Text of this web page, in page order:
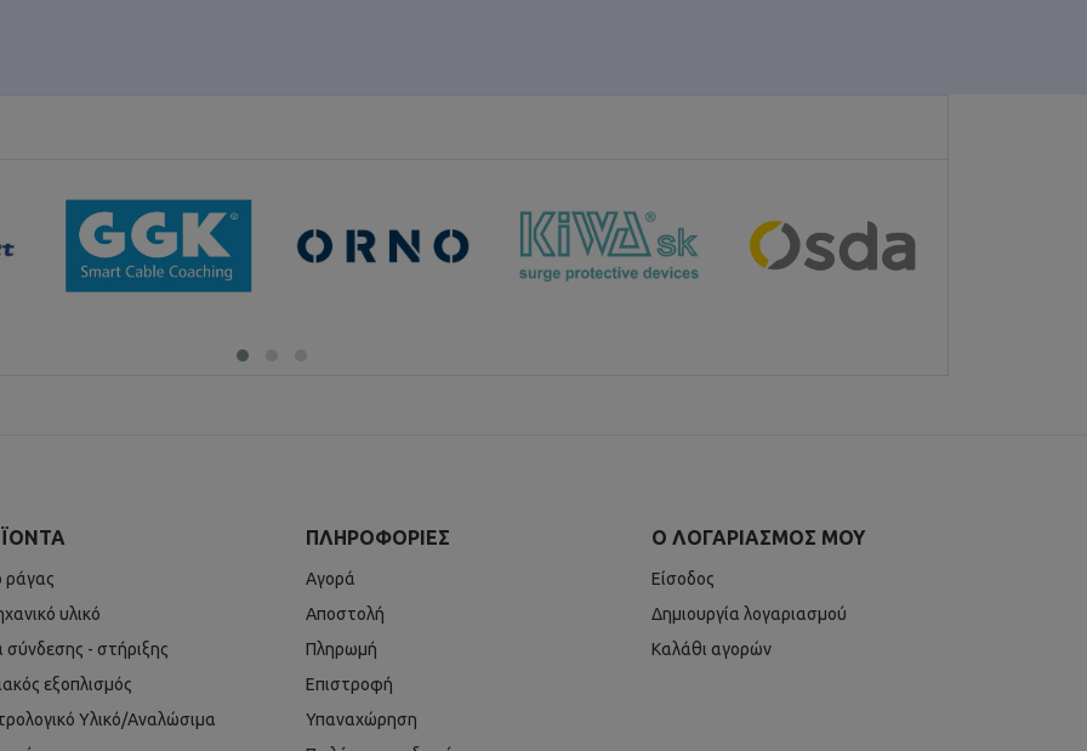
ράγας
υλικό
σύνδεσης - στήριξης
εξοπλισμός
Υλικό/Αναλώσιμα
ΠΛΗΡΟΦΟΡΊΕΣ
Αγορά
Αποστολή
Πληρωμή
Επιστροφή
Υπαναχώρηση
Ο ΛΟΓΑΡΙΑΣΜΌΣ ΜΟΥ
Είσοδος
Δημιουργία λογαριασμού
Καλάθι αγορών